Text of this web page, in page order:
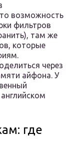
возможность
фильтров
там же
которые
через
айфона. У
где